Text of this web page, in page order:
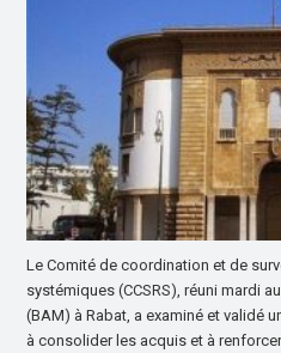
Le Comité de coordination et de
systémiques (CCSRS), réuni mardi
(BAM) à Rabat, a examiné et validé
à consolider les acquis et à